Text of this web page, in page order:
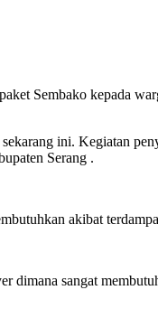
Sembako kepada
ini. Kegiatan
Serang .
akibat
dimana sangat